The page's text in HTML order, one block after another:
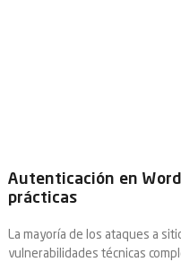
Autenticación en
prácticas
La mayoría de los ataques a
vulnerabilidades técnicas